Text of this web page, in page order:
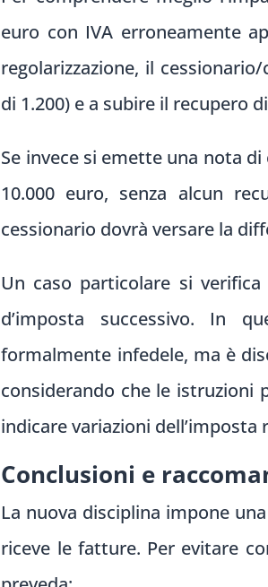
euro con IVA erroneamente
regolarizzazione, il
di 1.200) e a subire il recupero
Se invece si emette una nota
10.000 euro, senza alcun
cessionario dovrà versare la
Un caso particolare si
d’imposta successivo. In
formalmente infedele, ma è
considerando che le istruzioni
indicare variazioni
Conclusioni e
La nuova disciplina impone
riceve le fatture. Per evitare